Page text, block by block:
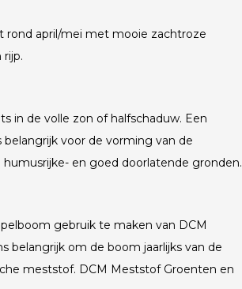
rond april/mei met mooie zachtroze
in de volle zon of halfschaduw. Een
voor de vorming van de
en goed doorlatende gronden.
gebruik te maken van DCM
belangrijk om de boom jaarlijks van de
meststof. DCM Meststof Groenten en